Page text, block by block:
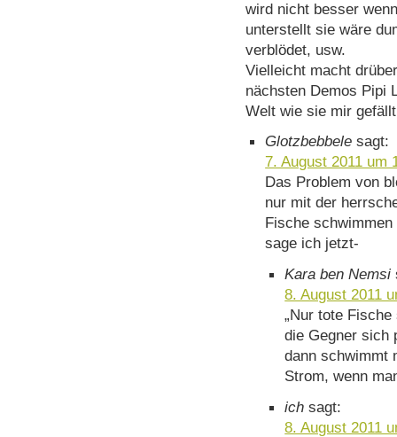
wird nicht besser
unterstellt sie wäre
verblödet, usw.
Vielleicht macht
nächsten Demos Pipi
Welt wie sie mir
Glotzbebbele sagt:
7. August 2011 um
Das Problem von
nur mit der
Fische
sage ich jetzt-
Kara ben Nemsi
8. August 2011
„Nur tote
die Gegner sich
dann schwimmt
Strom, wenn
ich sagt:
8. August 2011